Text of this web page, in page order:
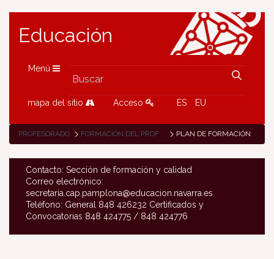
Educación
Menú
mapa del sitio Acceso ES EU
PROFESORADO FORMACIÓN DEL PROFESORADO PLAN DE FORMACIÓN
Contacto: Sección de formación y calidad
Correo electrónico:
secretaria.cap.pamplona@educacion.navarra.es
Teléfono: General 848 426232 Certificados y
Convocatorias 848 424775 / 848 424776